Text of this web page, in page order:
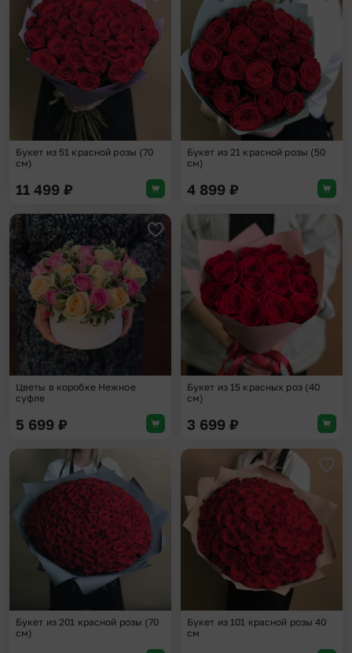
Добавить в избранное
Букет из 51 красной розы (70
см)
11 499 ₽
Букет из 21 красной розы (50
см)
4 899 ₽
Добавить в избранное
Цветы в коробке Нежное
суфле
5 699 ₽
Букет из 15 красных роз (40
см)
3 699 ₽
Добавить в избранное
Букет из 201 красной розы (70
см)
Букет из 101 красной розы 40
см